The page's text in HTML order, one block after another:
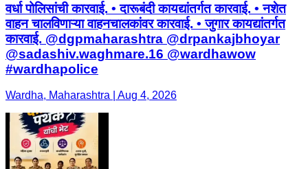
वर्धा पोलिसांची कारवाई. • दारूबंदी कायद्यांतर्गत कारवाई. • नशेत
वाहन चालविणाऱ्या वाहनचालकांवर कारवाई. • जुगार कायद्यांतर्गत
कारवाई. @dgpmaharashtra @drpankajbhoyar
@sadashiv.waghmare.16 @wardhawow
#wardhapolice
Wardha, Maharashtra | Aug 4, 2026